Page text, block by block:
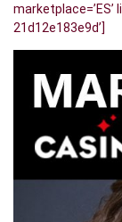
marketplace=’ES’
21d12e183e9d’]